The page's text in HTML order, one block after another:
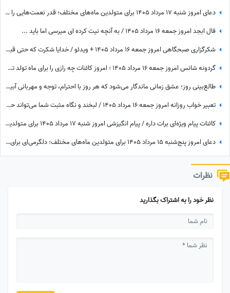
دعای امروز شنبه 17 مرداد 1405 برای متولدین ماه‌های مختلف؛ قدر نعمت‌هایی را که در زندگی‌ات داری بدان؛ گاهی بزرگ‌ترین داشته‌ها، همان چیزهایی هستند که به آن‌ها عادت کرده‌ایم.
فال ابجد امروز جمعه 16 مرداد 1405 / به آنچه نیت کرده ای میرسی اما باید ...
شکرگزاری صبحگاهی امروز جمعه 16 مرداد 1405 + ویدئو / خدایا شکرت که حتی قبل از رسیدن آرزوهایم، آرامشِ ایمان به اجابت را در دلم قرار دادی
گردونه شانس امروز جمعه 16 مرداد 1405 ؛ امروز کائنات چه رازی را برای ماه تولد تو فاش کرده؟
طالع‌بینی روز؛ عشق زمانی ماندگار می‌شود که هر روز با احترام، توجه و مهربانی آبیاری شود / جمعه 16 مرداد 1405
تعبیر خواب روزانه امروز جمعه 16 مرداد 1405 / لبخند و نگاه مثبت شما می‌تواند حال خودتان و اطرافیانتان را بهتر کند
کائنات پیام ویژه‌ای برات داره / پیام انگیزشی امروز شنبه 17 مرداد 1405 برای متولدین فروردین تا اسفند: امروز با حفظ تمرکز و پشتکار، یک گام دیگر به خواسته‌هایتان نزدیک می‌شوید + ویدئو
دعای امروز پنج‌شنبه 15 مرداد 1405 برای متولدین ماه‌های مختلف؛ دلگرمی‌ای برای هر کس که در آرزوها و نیازهای زندگی مانده است
نظرات
نظر خود را به اشتراک بگذارید